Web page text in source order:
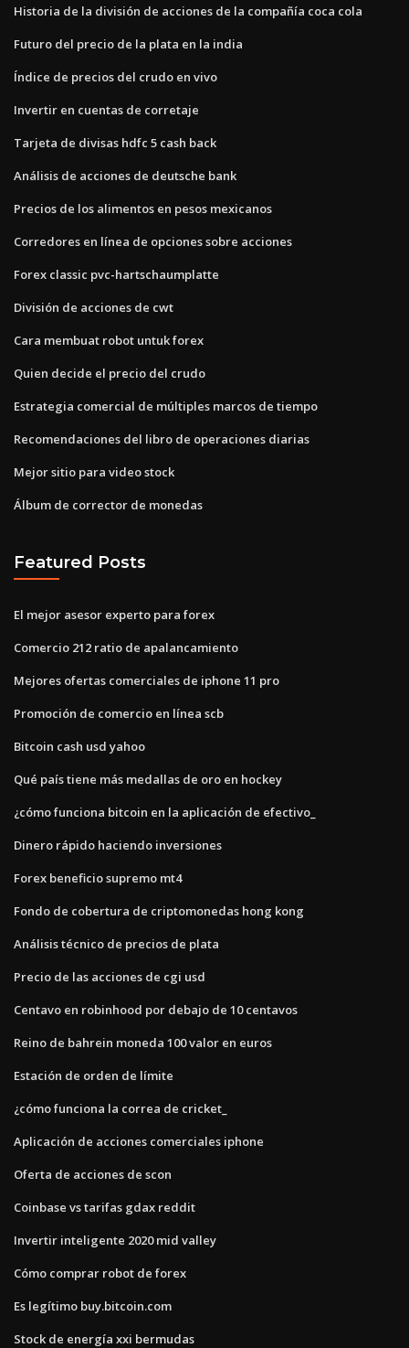
Historia de la división de acciones de la compañía coca cola
Futuro del precio de la plata en la india
Índice de precios del crudo en vivo
Invertir en cuentas de corretaje
Tarjeta de divisas hdfc 5 cash back
Análisis de acciones de deutsche bank
Precios de los alimentos en pesos mexicanos
Corredores en línea de opciones sobre acciones
Forex classic pvc-hartschaumplatte
División de acciones de cwt
Cara membuat robot untuk forex
Quien decide el precio del crudo
Estrategia comercial de múltiples marcos de tiempo
Recomendaciones del libro de operaciones diarias
Mejor sitio para video stock
Álbum de corrector de monedas
Featured Posts
El mejor asesor experto para forex
Comercio 212 ratio de apalancamiento
Mejores ofertas comerciales de iphone 11 pro
Promoción de comercio en línea scb
Bitcoin cash usd yahoo
Qué país tiene más medallas de oro en hockey
¿cómo funciona bitcoin en la aplicación de efectivo_
Dinero rápido haciendo inversiones
Forex beneficio supremo mt4
Fondo de cobertura de criptomonedas hong kong
Análisis técnico de precios de plata
Precio de las acciones de cgi usd
Centavo en robinhood por debajo de 10 centavos
Reino de bahrein moneda 100 valor en euros
Estación de orden de límite
¿cómo funciona la correa de cricket_
Aplicación de acciones comerciales iphone
Oferta de acciones de scon
Coinbase vs tarifas gdax reddit
Invertir inteligente 2020 mid valley
Cómo comprar robot de forex
Es legítimo buy.bitcoin.com
Stock de energía xxi bermudas